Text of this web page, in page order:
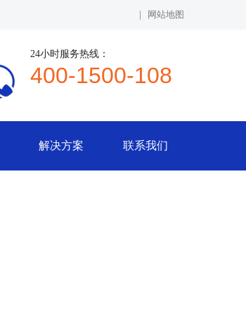
网站地图
24小时服务热线：
400-1500-108
解决方案 联系我们